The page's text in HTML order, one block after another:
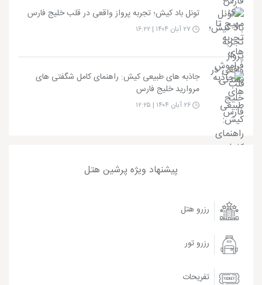
تونل باد کیش؛ تجربه پرواز واقعی در قلب خلیج فارس
جاذبه های طبیعی کیش: راهنمای کامل شگفتی های
مروارید خلیج فارس
پیشنهاد ویژه پرشین هتل
رزرو هتل
رزرو تور
تفریحات